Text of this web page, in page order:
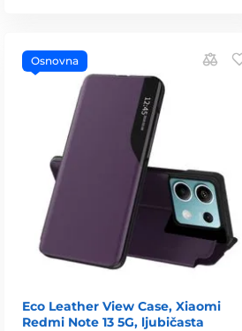
Osnovna
Eco Leather View Case, Xiaomi
Redmi Note 13 5G, ljubičasta